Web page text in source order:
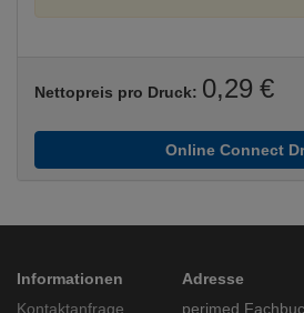
Nettopreis pro Druck: 0,29 €
Online Connect
Informationen
Kontaktanfrage
Adresse
perimed